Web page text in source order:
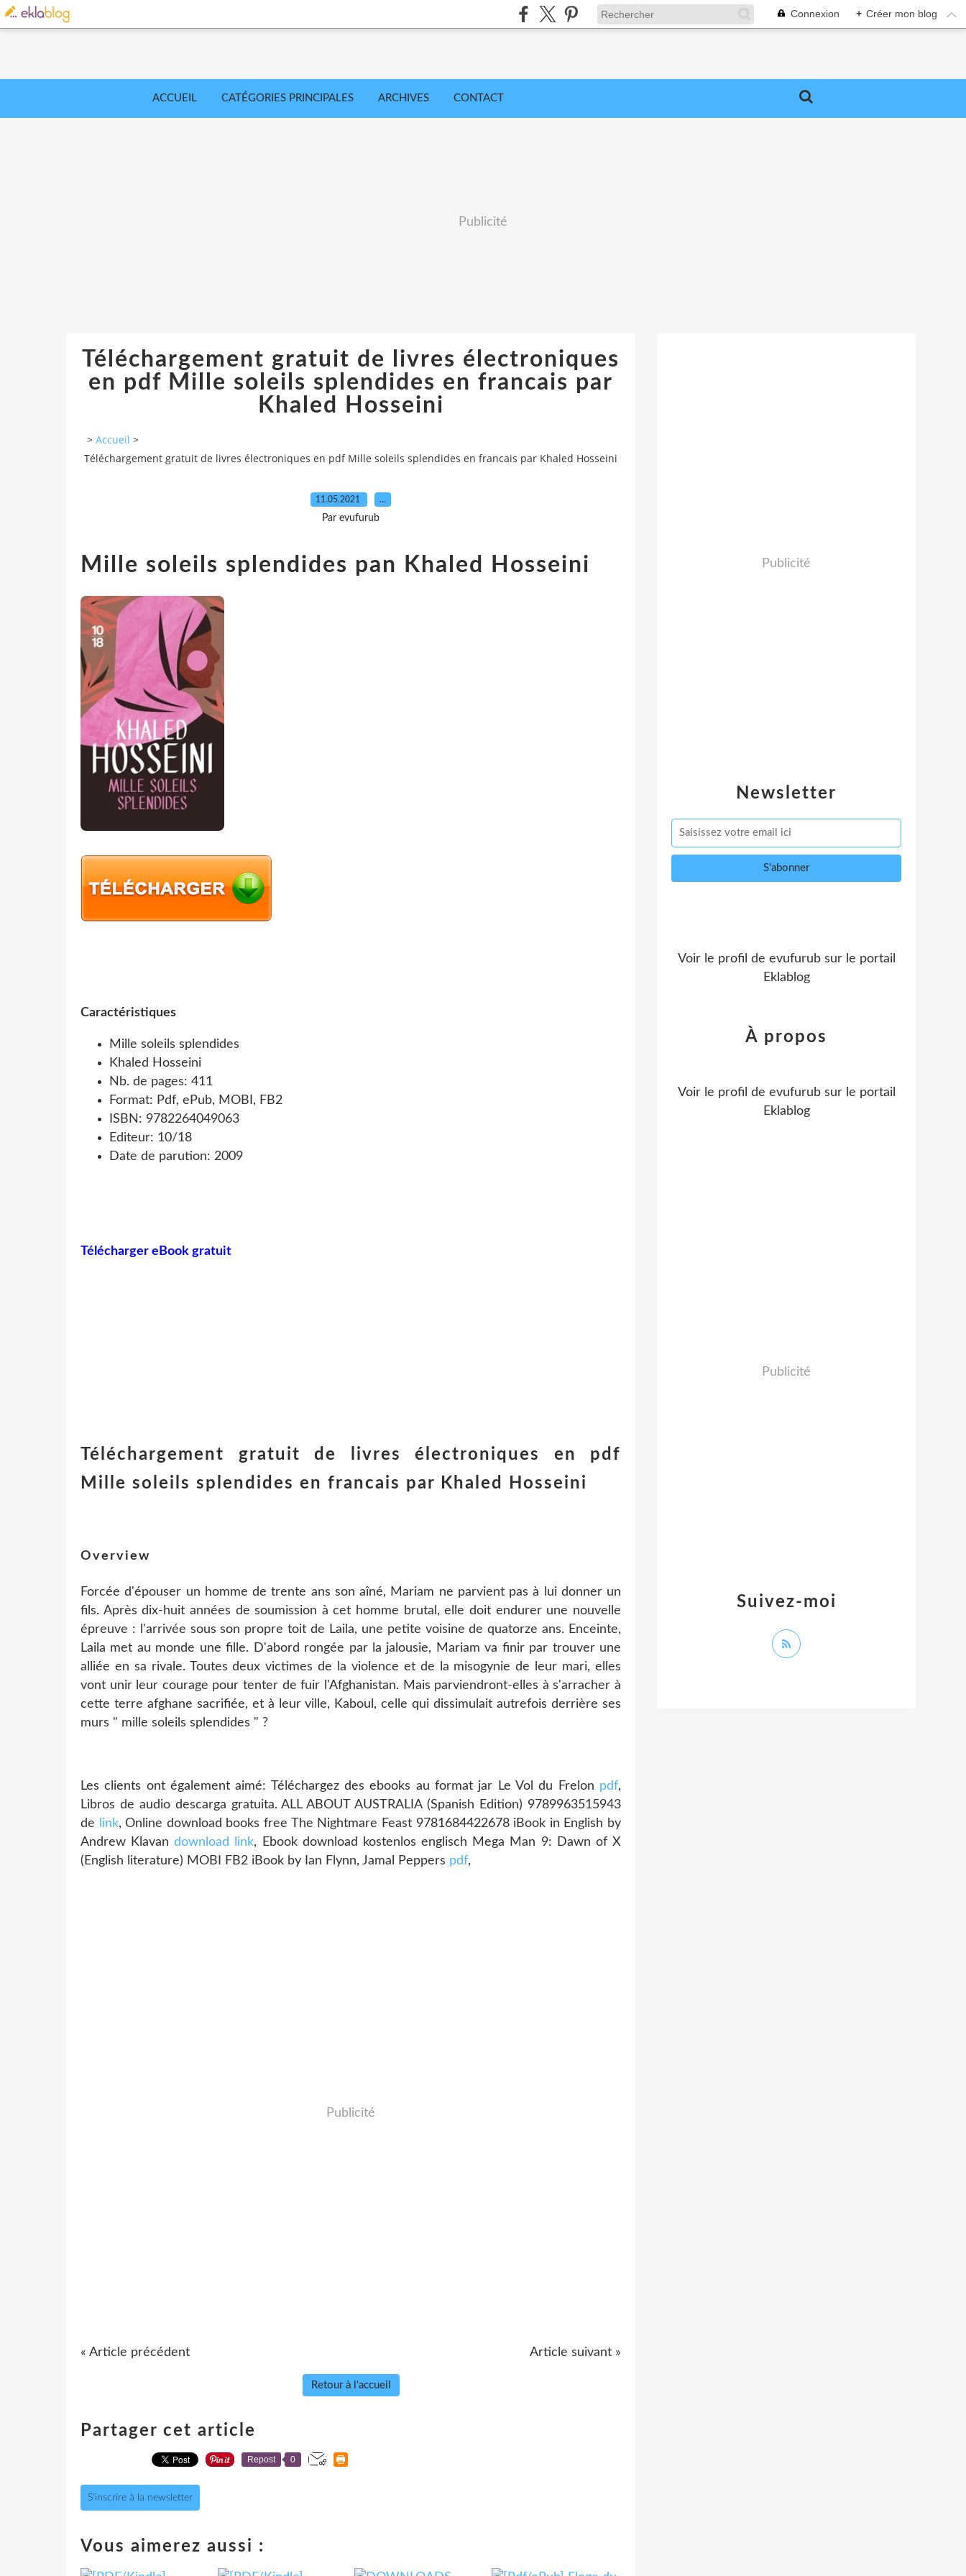
Connexion + Créer mon blog
ACCUEIL CATÉGORIES PRINCIPALES ARCHIVES CONTACT
Publicité
Téléchargement gratuit de livres électroniques
en pdf Mille soleils splendides en francais par
Khaled Hosseini
> Accueil >
Téléchargement gratuit de livres électroniques en pdf Mille soleils splendides en francais par Khaled Hosseini
11.05.2021 …
Par evufurub
Mille soleils splendides pan Khaled Hosseini
Caractéristiques
Mille soleils splendides
Khaled Hosseini
Nb. de pages: 411
Format: Pdf, ePub, MOBI, FB2
ISBN: 9782264049063
Editeur: 10/18
Date de parution: 2009
Télécharger eBook gratuit
Téléchargement gratuit de livres électroniques en pdf
Mille soleils splendides en francais par Khaled Hosseini
Overview
Forcée d'épouser un homme de trente ans son aîné, Mariam ne parvient pas à lui donner un
fils. Après dix-huit années de soumission à cet homme brutal, elle doit endurer une nouvelle
épreuve : l'arrivée sous son propre toit de Laila, une petite voisine de quatorze ans. Enceinte,
Laila met au monde une fille. D'abord rongée par la jalousie, Mariam va finir par trouver une
alliée en sa rivale. Toutes deux victimes de la violence et de la misogynie de leur mari, elles
vont unir leur courage pour tenter de fuir l'Afghanistan. Mais parviendront-elles à s'arracher à
cette terre afghane sacrifiée, et à leur ville, Kaboul, celle qui dissimulait autrefois derrière ses
murs " mille soleils splendides " ?
Les clients ont également aimé: Téléchargez des ebooks au format jar Le Vol du Frelon pdf,
Libros de audio descarga gratuita. ALL ABOUT AUSTRALIA (Spanish Edition) 9789963515943
de
link, Online download books free The Nightmare Feast 9781684422678 iBook in English by
Andrew Klavandownload link, Ebook download kostenlos englisch Mega Man 9: Dawn of X
(English literature) MOBI FB2 iBook by Ian Flynn, Jamal Peppers pdf,
Publicité
« Article précédent Article suivant »
Retour à l'accueil
Partager cet article
Repost 0
S'inscrire à la newsletter
Vous aimerez aussi :
Newsletter
Publicité
Voir le profil de evufurubsur le portail
Eklablog
Suivez-moi
À propos
Voir le profil de evufurubsur le portail
Eklablog
Publicité